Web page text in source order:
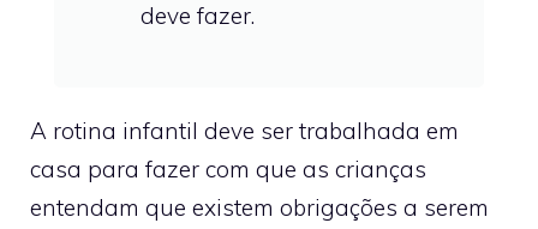
deve fazer.
A rotina infantil deve ser trabalhada em
casa para fazer com que as crianças
entendam que existem obrigações a serem